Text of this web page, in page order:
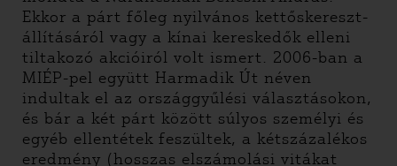
Ekkor a párt főleg nyilvános kettőskereszt-
állításáról vagy a kínai kereskedők elleni
tiltakozó akcióiról volt ismert. 2006-ban a
MIÉP-pel együtt Harmadik Út néven
indultak el az országgyűlési választásokon,
és bár a két párt között súlyos személyi és
egyéb ellentétek feszültek, a kétszázalékos
eredmény (hosszas elszámolási vitákat